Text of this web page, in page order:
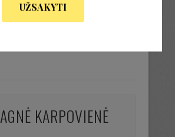
AGNĖ KARPOVIENĖ
UŽSAKYTI